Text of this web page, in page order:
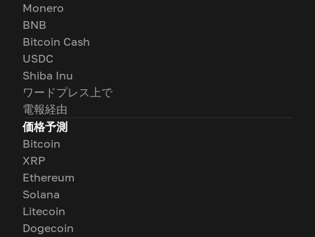
Monero
BNB
Bitcoin Cash
USDC
Shiba Inu
ワードプレス上で
電報経由
価格予測
Bitcoin
XRP
Ethereum
Solana
Litecoin
Dogecoin